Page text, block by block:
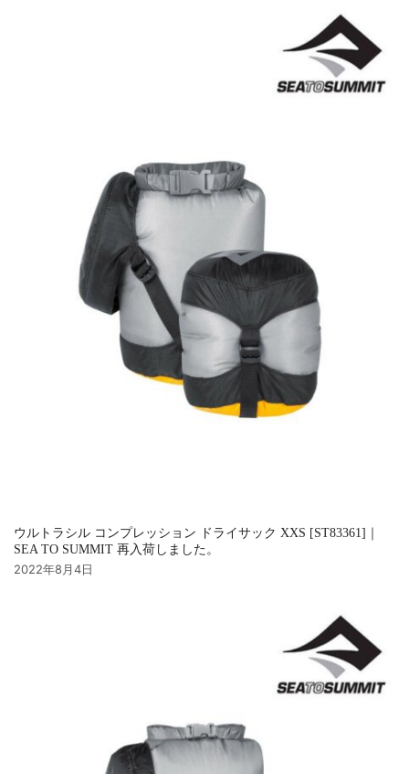
ウルトラシル コンプレッション ドライサック XXS [ST83361]｜
SEA TO SUMMIT 再入荷しました。
2022年8月4日